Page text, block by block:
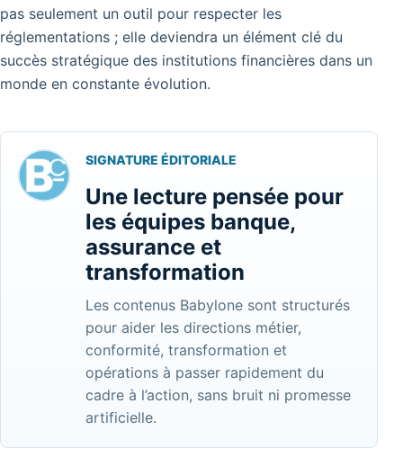
pas seulement un outil pour respecter les
réglementations ; elle deviendra un élément clé du
succès stratégique des institutions financières dans un
monde en constante évolution.
SIGNATURE ÉDITORIALE
Une lecture pensée pour
les équipes banque,
assurance et
transformation
Les contenus Babylone sont structurés
pour aider les directions métier,
conformité, transformation et
opérations à passer rapidement du
cadre à l’action, sans bruit ni promesse
artificielle.